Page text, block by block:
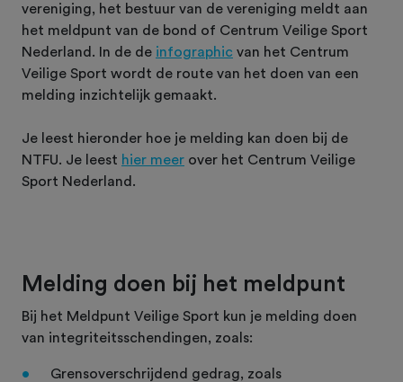
vereniging, het bestuur van de vereniging meldt aan
het meldpunt van de bond of Centrum Veilige Sport
Nederland. In de de infographic van het Centrum
Veilige Sport wordt de route van het doen van een
melding inzichtelijk gemaakt.
Je leest hieronder hoe je melding kan doen bij de
NTFU. Je leest hier meer over het Centrum Veilige
Sport Nederland.
Melding doen bij het meldpunt
Bij het Meldpunt Veilige Sport kun je melding doen
van integriteitsschendingen, zoals:
Grensoverschrijdend gedrag, zoals